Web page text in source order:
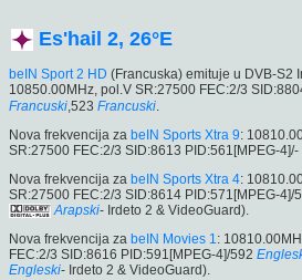
Es'hail 2, 26°E
beIN Sport 2 HD (Francuska) emituje u DVB-S2
10850.00MHz, pol.V SR:27500 FEC:2/3
Francuski ,523 Francuski
Nova frekvencija za beIN Sports Xtra 9:
SR:27500 FEC:2/3 SID:8613 PID:561[MPEG-4]/-
Nova frekvencija za beIN Sports Xtra 4:
SR:27500 FEC:2/3 SID:8614 PID:571[MPEG-4]/
Arapski- Irdeto 2 & VideoGuard).
Nova frekvencija za beIN Movies 1:
FEC:2/3 SID:8616 PID:591[MPEG-4]/592
Engleski- Irdeto 2 & VideoGuard).